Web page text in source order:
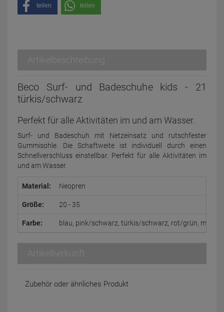
teilen teilen
Artikelbeschreibung
Beco Surf- und Badeschuhe kids - 21
türkis/schwarz
Perfekt für alle Aktivitäten im und am Wasser.
Surf- und Badeschuh mit Netzeinsatz und rutschfester
Gummisohle. Die Schaftweite ist individuell durch einen
Schnellverschluss einstellbar. Perfekt für alle Aktivitäten im
und am Wasser.
Material: Neopren
Größe: 20 - 35
Farbe: blau, pink/schwarz, türkis/schwarz, rot/grün,
Artikelherkunft
Zubehör oder ähnliches Produkt